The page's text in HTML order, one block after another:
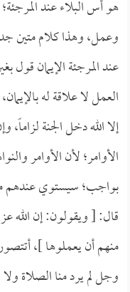
هو أس البلاء عند
وعمل، وهذا كلام متين
عند المرجئة الإيمان
العمل لا علاقة له
إلا الله دخل الجنة
الأوامر؛ لأن الأوامر
بواجب؛ سيستوي عندهم
قال: [ ويقولون: إن الله
منهم أن يعملوها ]،
وجل لم يرد منا الصلاة